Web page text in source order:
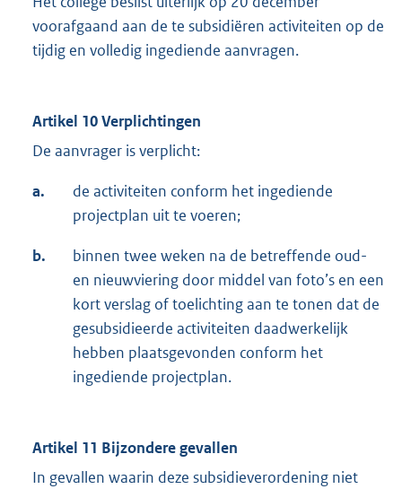
voorafgaand aan de te subsidiëren activiteiten op de
tijdig en volledig ingediende aanvragen.
Artikel 10 Verplichtingen
De aanvrager is verplicht:
a.
de activiteiten conform het ingediende
projectplan uit te voeren;
b.
binnen twee weken na de betreffende oud-
en nieuwviering door middel van foto’s en een
kort verslag of toelichting aan te tonen dat de
gesubsidieerde activiteiten daadwerkelijk
hebben plaatsgevonden conform het
ingediende projectplan.
Artikel 11 Bijzondere gevallen
In gevallen waarin deze subsidieverordening niet